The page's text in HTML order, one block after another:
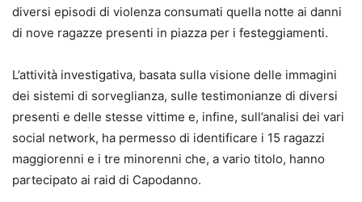
diversi episodi di violenza consumati quella notte ai danni
di nove ragazze presenti in piazza per i festeggiamenti.
L’attività investigativa, basata sulla visione delle immagini
dei sistemi di sorveglianza, sulle testimonianze di diversi
presenti e delle stesse vittime e, infine, sull’analisi dei vari
social network, ha permesso di identificare i 15 ragazzi
maggiorenni e i tre minorenni che, a vario titolo, hanno
partecipato ai raid di Capodanno.